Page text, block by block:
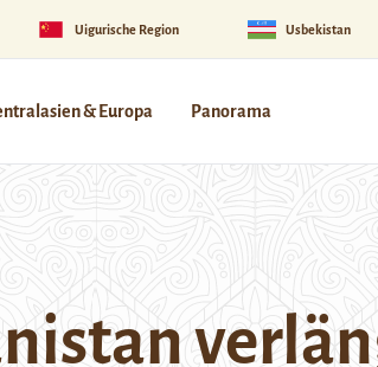
Uigurische Region Usbekistan
& Europa Panorama